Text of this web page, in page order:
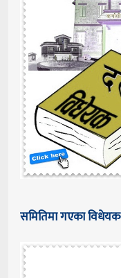
समितिमा गएका विधेयक